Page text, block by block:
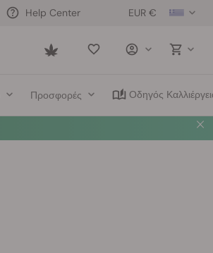
EUR €
Help Center
Saved
Προσφορές Οδηγός